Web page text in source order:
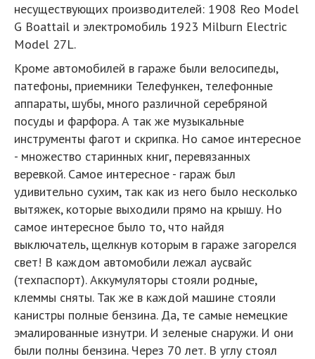
несуществующих производителей: 1908 Reo Model
G Boattail и электромобиль 1923 Milburn Electric
Model 27L.
Кроме автомобилей в гараже были велосипеды,
патефоны, приемники Телефункен, телефонные
аппараты, шубы, много различной серебряной
посуды и фарфора. А так же музыкальные
инструменты фагот и скрипка. Но самое интересное
- множество старинных книг, перевязанных
веревкой. Самое интересное - гараж был
удивительно сухим, так как из него было несколько
вытяжек, которые выходили прямо на крышу. Но
самое интересное было то, что найдя
выключатель, щелкнув которым в гараже загорелся
свет! В каждом автомобили лежал аусвайс
(техпаспорт). Аккумуляторы стояли родные,
клеммы сняты. Так же в каждой машине стояли
канистры полные бензина. Да, те самые немецкие
эмалированные изнутри. И зеленые снаружи. И они
были полны бензина. Через 70 лет. В углу стоял